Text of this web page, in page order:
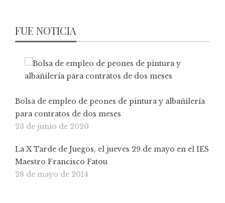
FUE NOTICIA
Bolsa de empleo de peones de pintura y albañilería
para contratos de dos meses
23 de junio de 2020
La X Tarde de Juegos, el jueves 29 de mayo en el IES
Maestro Francisco Fatou
28 de mayo de 2014